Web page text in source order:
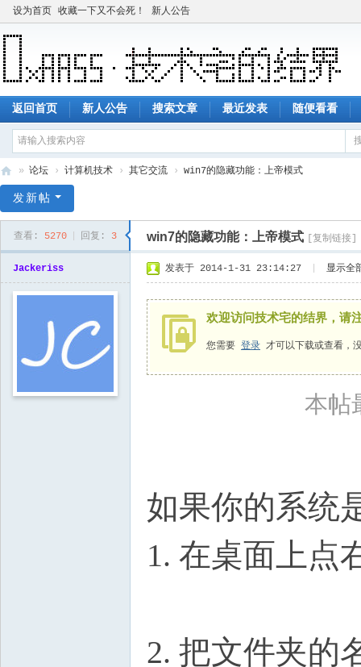
设为首页 收藏一下又不会死！ 新人公告
返回首页 新人公告 搜索文章 最近发表 随便看看
术
» 论坛 › 计算机技术 › 其它交流 › win7的隐藏功能：上帝模式
发新帖
查看: 5270 回复: 3 win7的隐藏功能：上帝模式 [复制链接]
Jackeriss 发表于 2014-1-31 23:14:27 显示全
欢迎访问技术宅的结界，请
您需要 登录 才可以下载或查看，
本
如果你的系统
1. 在桌面上点
2. 把文件夹的